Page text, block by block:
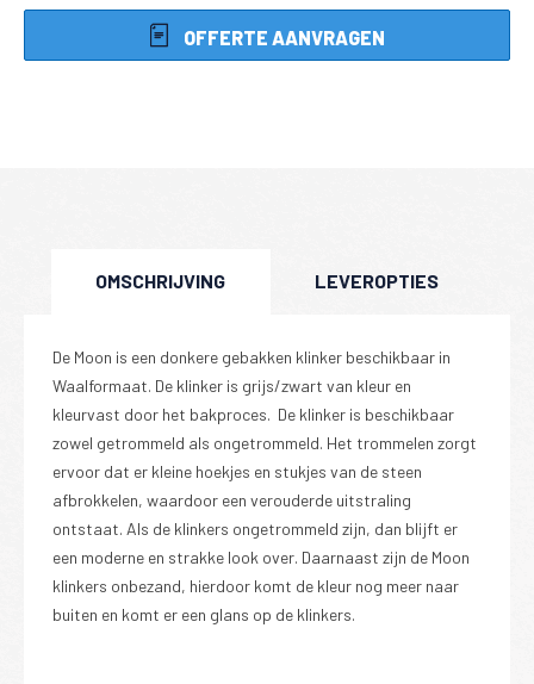
OFFERTE AANVRAGEN
OMSCHRIJVING LEVEROPTIES
De Moon is een donkere gebakken klinker beschikbaar in
Waalformaat. De klinker is grijs/zwart van kleur en
kleurvast door het bakproces. De klinker is beschikbaar
zowel getrommeld als ongetrommeld. Het trommelen zorgt
ervoor dat er kleine hoekjes en stukjes van de steen
afbrokkelen, waardoor een verouderde uitstraling
ontstaat. Als de klinkers ongetrommeld zijn, dan blijft er
een moderne en strakke look over. Daarnaast zijn de Moon
klinkers onbezand, hierdoor komt de kleur nog meer naar
buiten en komt er een glans op de klinkers.